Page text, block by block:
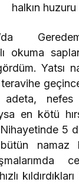
halkın huzuru
okuma
Yatsı
nefes
en kötü
Nihayetinde 5
namaz